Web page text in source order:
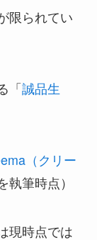
限られてい
「誠品生
（クリー
筆時点）
現時点では